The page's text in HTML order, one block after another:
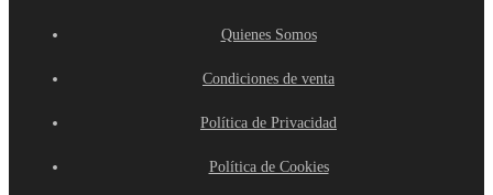
Quienes Somos
Condiciones de venta
Política de Privacidad
Política de Cookies